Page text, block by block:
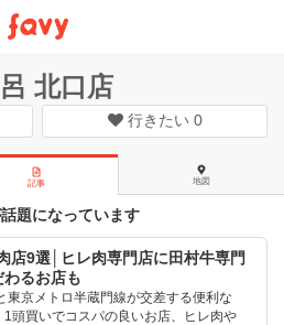
北口店
行きたい 0
記事 地図
題になっています
店9選│ヒレ肉専門店に田村牛専門
わるお店も
東京メトロ半蔵門線が交差する便利な
頭買いでコスパの良いお店、ヒレ肉や